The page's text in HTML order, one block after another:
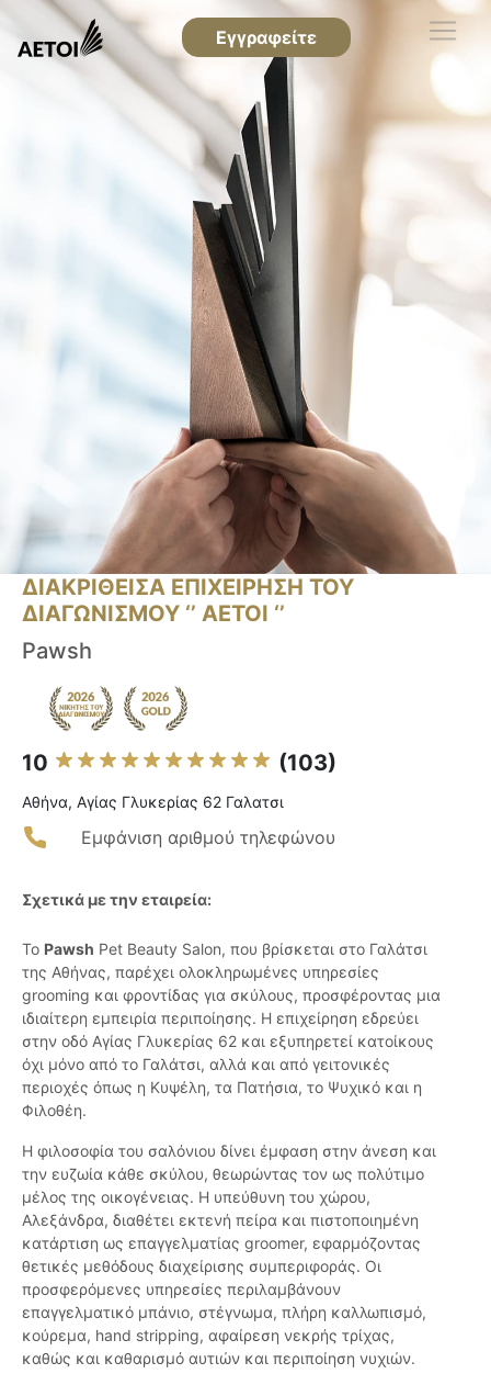
Εγγραφείτε
ΔΙΑΚΡΙΘΕΙΣΑ ΕΠΙΧΕΙΡΗΣΗ ΤΟΥ
ΔΙΑΓΩΝΙΣΜΟΥ ‘’ ΑΕΤΟΙ ‘’
Pawsh
10 (103)
Αθήνα, Αγίας Γλυκερίας 62 Γαλατσι
Εμφάνιση αριθμού τηλεφώνου
Σχετικά με την εταιρεία:
Το Pawsh Pet Beauty Salon, που βρίσκεται στο Γαλάτσι
της Αθήνας, παρέχει ολοκληρωμένες υπηρεσίες
grooming και φροντίδας για σκύλους, προσφέροντας μια
ιδιαίτερη εμπειρία περιποίησης. Η επιχείρηση εδρεύει
στην οδό Αγίας Γλυκερίας 62 και εξυπηρετεί κατοίκους
όχι μόνο από το Γαλάτσι, αλλά και από γειτονικές
περιοχές όπως η Κυψέλη, τα Πατήσια, το Ψυχικό και η
Φιλοθέη.
Η φιλοσοφία του σαλόνιου δίνει έμφαση στην άνεση και
την ευζωία κάθε σκύλου, θεωρώντας τον ως πολύτιμο
μέλος της οικογένειας. Η υπεύθυνη του χώρου,
Αλεξάνδρα, διαθέτει εκτενή πείρα και πιστοποιημένη
κατάρτιση ως επαγγελματίας groomer, εφαρμόζοντας
θετικές μεθόδους διαχείρισης συμπεριφοράς. Οι
προσφερόμενες υπηρεσίες περιλαμβάνουν
επαγγελματικό μπάνιο, στέγνωμα, πλήρη καλλωπισμό,
κούρεμα, hand stripping, αφαίρεση νεκρής τρίχας,
καθώς και καθαρισμό αυτιών και περιποίηση νυχιών.